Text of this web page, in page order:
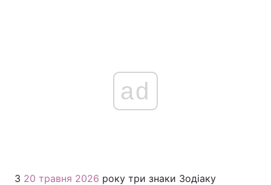
ad
З 20 травня 2026 року три знаки Зодіаку